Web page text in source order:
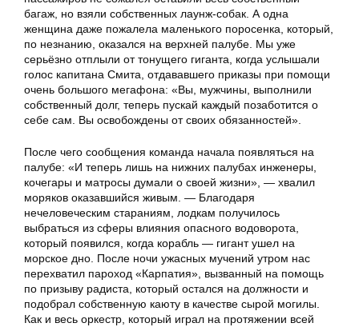
багаж, но взяли собственных лаунж-собак. А одна
женщина даже пожалела маленького поросенка, который,
по незнанию, оказался на верхней палубе. Мы уже
серьёзно отплыли от тонущего гиганта, когда услышали
голос капитана Смита, отдававшего приказы при помощи
очень большого мегафона: «Вы, мужчины, выполнили
собственный долг, теперь пускай каждый позаботится о
себе сам. Вы освобождены от своих обязанностей».
После чего сообщения команда начала появляться на
палубе: «И теперь лишь на нижних палубах инженеры,
кочегары и матросы думали о своей жизни», — хвалил
моряков оказавшийся живым. — Благодаря
нечеловеческим стараниям, лодкам получилось
выбраться из сферы влияния опасного водоворота,
который появился, когда корабль — гигант ушел на
морское дно. После ночи ужасных мучений утром нас
перехватил пароход «Карпатия», вызванный на помощь
по призыву радиста, который остался на должности и
подобрал собственную каюту в качестве сырой могилы.
Как и весь оркестр, который играл на протяжении всей